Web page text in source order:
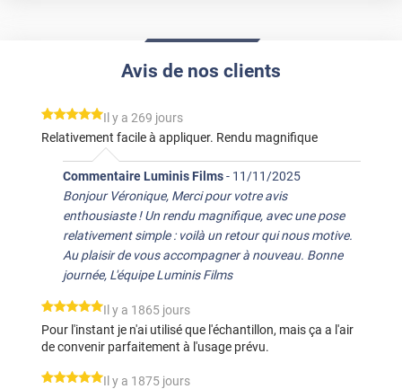
Avis de nos clients
*****
Il y a 269 jours
Relativement facile à appliquer. Rendu magnifique
Commentaire Luminis Films- 11/11/2025
Bonjour Véronique, Merci pour votre avis
enthousiaste ! Un rendu magnifique, avec une pose
relativement simple : voilà un retour qui nous motive.
Au plaisir de vous accompagner à nouveau. Bonne
journée, L'équipe Luminis Films
*****
Il y a 1865 jours
Pour l'instant je n'ai utilisé que l'échantillon, mais ça a l'air
de convenir parfaitement à l'usage prévu.
*****
Il y a 1875 jours